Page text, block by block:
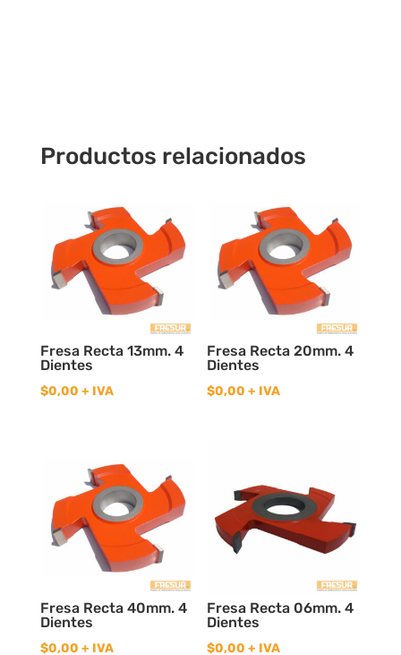
Productos relacionados
Fresa Recta 13mm. 4
Dientes
$0,00 + IVA
Fresa Recta 20mm. 4
Dientes
$0,00 + IVA
Fresa Recta 40mm. 4
Dientes
$0,00 + IVA
Fresa Recta 06mm. 4
Dientes
$0,00 + IVA